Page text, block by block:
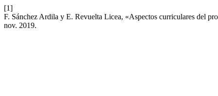
[1]
F. Sánchez Ardila y E. Revuelta Licea, «Aspectos curriculares del
nov. 2019.